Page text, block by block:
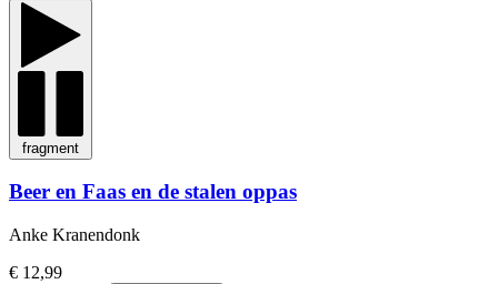
fragment
Beer en Faas en de stalen oppas
Anke Kranendonk
€ 12,99